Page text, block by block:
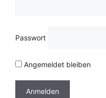
Passwort
Angemeldet bleiben